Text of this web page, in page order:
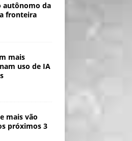
autônomo da
fronteira
mais
uso de IA
mais vão
próximos 3